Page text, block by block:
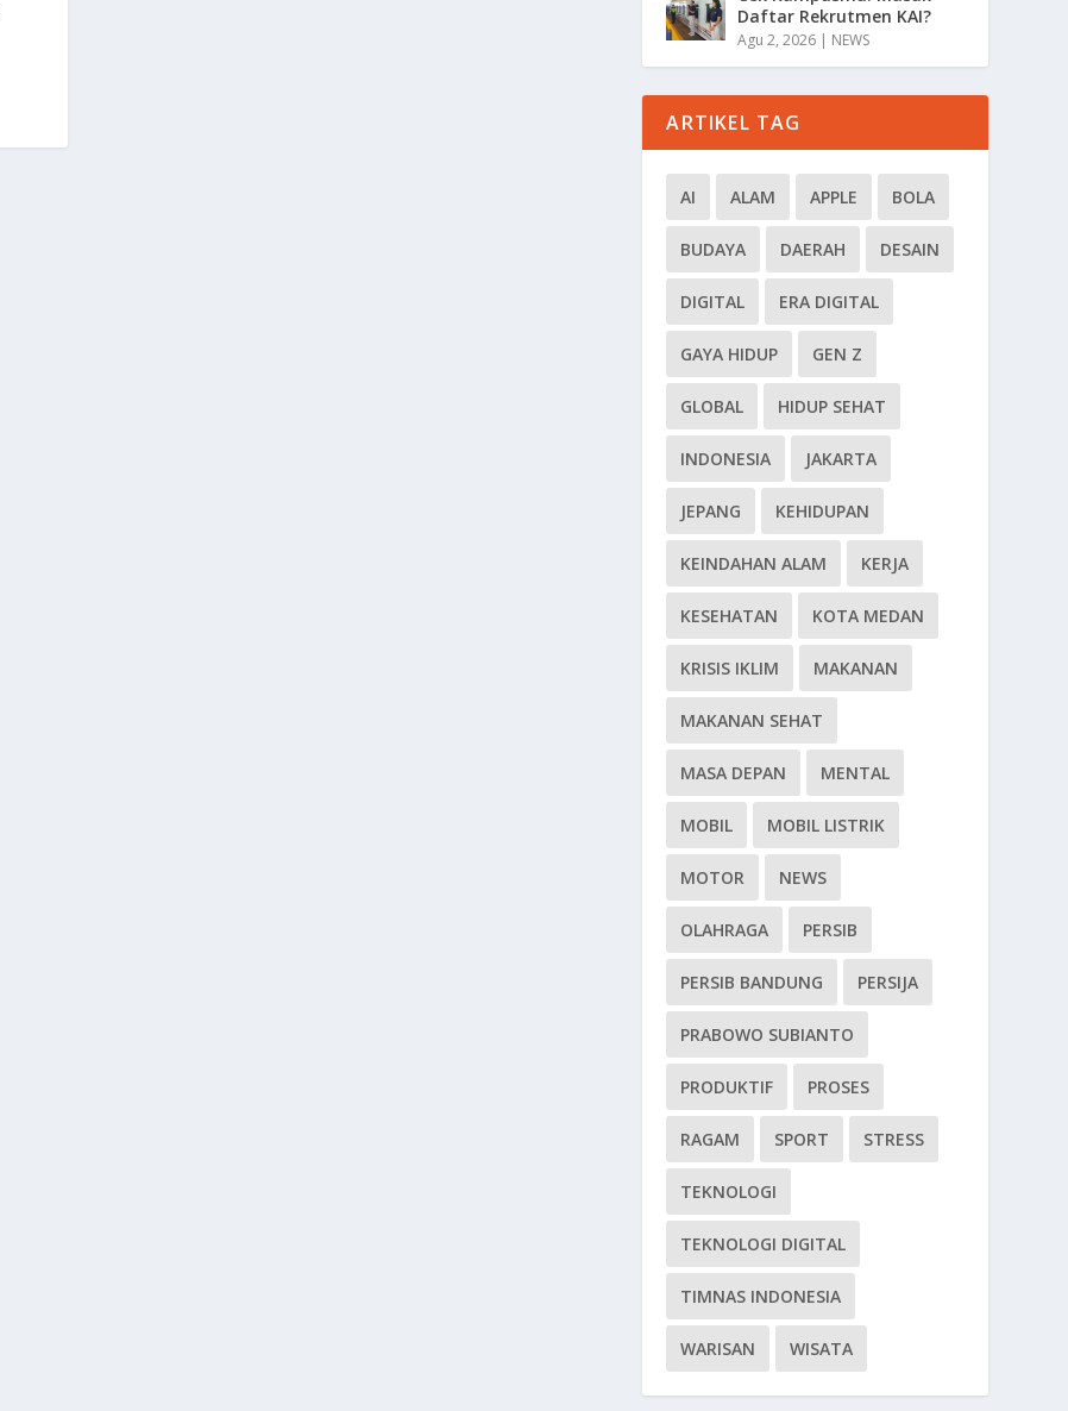
Daftar Rekrutmen KAI?
Agu 2, 2026 | NEWS
ARTIKEL TAG
AI ALAM APPLE BOLA
BUDAYA DAERAH DESAIN
DIGITAL ERA DIGITAL
GAYA HIDUP GEN Z
GLOBAL HIDUP SEHAT
INDONESIA JAKARTA
JEPANG KEHIDUPAN
KEINDAHAN ALAM KERJA
KESEHATAN KOTA MEDAN
KRISIS IKLIM MAKANAN
MAKANAN SEHAT
MASA DEPAN MENTAL
MOBIL MOBIL LISTRIK
MOTOR NEWS
OLAHRAGA PERSIB
PERSIB BANDUNG PERSIJA
PRABOWO SUBIANTO
PRODUKTIF PROSES
RAGAM SPORT STRESS
TEKNOLOGI
TEKNOLOGI DIGITAL
TIMNAS INDONESIA
WARISAN WISATA